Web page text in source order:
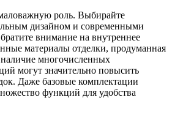
роль. Выбирайте
дизайном и современными
внимание на внутреннее
материалы отделки, продуманная
многочисленных
могут значительно повысить
Даже базовые комплектации
функций для удобства